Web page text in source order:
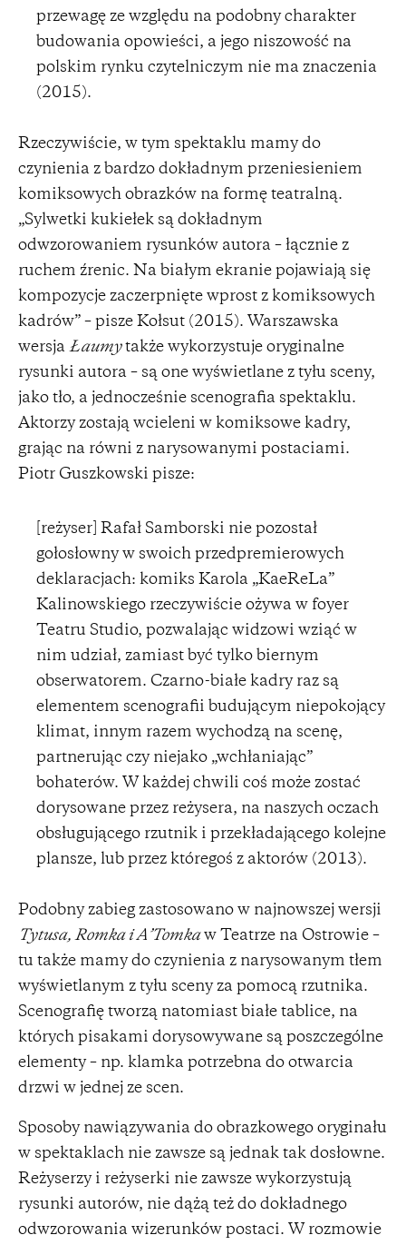
przewagę ze względu na podobny charakter
budowania opowieści, a jego niszowość na
polskim rynku czytelniczym nie ma znaczenia
(2015).
Rzeczywiście, w tym spektaklu mamy do
czynienia z bardzo dokładnym przeniesieniem
komiksowych obrazków na formę teatralną.
„Sylwetki kukiełek są dokładnym
odwzorowaniem rysunków autora – łącznie z
ruchem źrenic. Na białym ekranie pojawiają się
kompozycje zaczerpnięte wprost z komiksowych
kadrów” – pisze Kołsut (2015). Warszawska
wersja Łaumytakże wykorzystuje oryginalne
rysunki autora – są one wyświetlane z tyłu sceny,
jako tło, a jednocześnie scenografia spektaklu.
Aktorzy zostają wcieleni w komiksowe kadry,
grając na równi z narysowanymi postaciami.
Piotr Guszkowski pisze:
[reżyser] Rafał Samborski nie pozostał
gołosłowny w swoich przedpremierowych
deklaracjach: komiks Karola „KaeReLa”
Kalinowskiego rzeczywiście ożywa w foyer
Teatru Studio, pozwalając widzowi wziąć w
nim udział, zamiast być tylko biernym
obserwatorem. Czarno-białe kadry raz są
elementem scenografii budującym niepokojący
klimat, innym razem wychodzą na scenę,
partnerując czy niejako „wchłaniając”
bohaterów. W każdej chwili coś może zostać
dorysowane przez reżysera, na naszych oczach
obsługującego rzutnik i przekładającego kolejne
plansze, lub przez któregoś z aktorów (2013).
Podobny zabieg zastosowano w najnowszej wersji
Tytusa, Romka i A’Tomkaw Teatrze na Ostrowie –
tu także mamy do czynienia z narysowanym tłem
wyświetlanym z tyłu sceny za pomocą rzutnika.
Scenografię tworzą natomiast białe tablice, na
których pisakami dorysowywane są poszczególne
elementy – np. klamka potrzebna do otwarcia
drzwi w jednej ze scen.
Sposoby nawiązywania do obrazkowego oryginału
w spektaklach nie zawsze są jednak tak dosłowne.
Reżyserzy i reżyserki nie zawsze wykorzystują
rysunki autorów, nie dążą też do dokładnego
odwzorowania wizerunków postaci. W rozmowie